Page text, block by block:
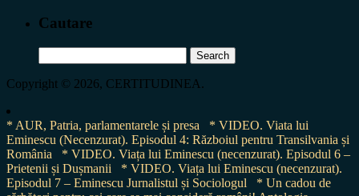
Cautare
for:
Copyright © 2026, CERTITUDINEA.
* AUR, Patria, parlamentarele și presa
* VIDEO. Viata lui
Eminescu (Necenzurat). Episodul 4: Războiul pentru Transilvania și
România
* VIDEO. Viața lui Eminescu (necenzurat). Episodul 6 –
Prietenii și Dușmanii
* VIDEO. Viața lui Eminescu (necenzurat).
Episodul 7 – Eminescu Jurnalistul și Sociologul
* Un cadou de